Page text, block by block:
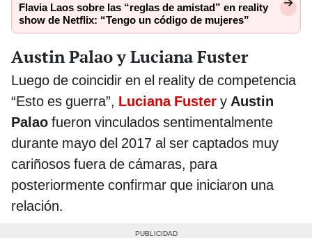
Flavia Laos sobre las “reglas de amistad” en reality
show de Netflix: “Tengo un código de mujeres”
Austin Palao y Luciana Fuster
Luego de coincidir en el reality de competencia
“Esto es guerra”, Luciana Fuster y Austin
Palao fueron vinculados sentimentalmente
durante mayo del 2017 al ser captados muy
cariñosos fuera de cámaras, para
posteriormente confirmar que iniciaron una
relación.